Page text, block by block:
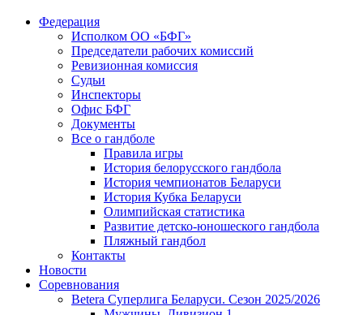
Федерация
Исполком ОО «БФГ»
Председатели рабочих комиссий
Ревизионная комиссия
Судьи
Инспекторы
Офис БФГ
Документы
Все о гандболе
Правила игры
История белорусского гандбола
История чемпионатов Беларуси
История Кубка Беларуси
Олимпийская статистика
Развитие детско-юношеского гандбола
Пляжный гандбол
Контакты
Новости
Соревнования
Betera Суперлига Беларуси. Сезон 2025/2026